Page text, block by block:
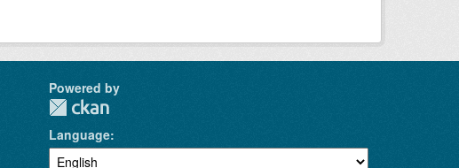
Powered by
Language